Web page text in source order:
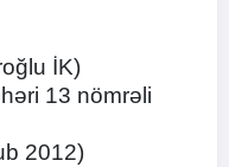
İK)
13 nömrəli
2012)